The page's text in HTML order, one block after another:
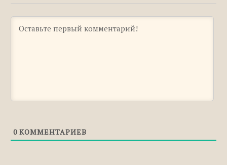
Правильное правописание: «аккумулятор»,
«аккумлятор», «акумулятор»
Правильное правописание: «отдам»,
«учереждение» или «учриждение»
0 КОММЕНТАРИЕВ